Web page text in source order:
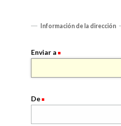
Información de la dirección
Enviar a
De